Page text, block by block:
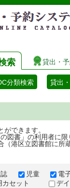
索 貸出・
分類検索 貸出
できます。
図書」の利用者に限
港区立図書館に所
児童
電
カセット
デ